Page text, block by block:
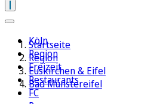
Köln
Region
Freizeit
Restaurants
FC
Startseite
Region
Euskirchen & Eifel
Bad Münstereifel